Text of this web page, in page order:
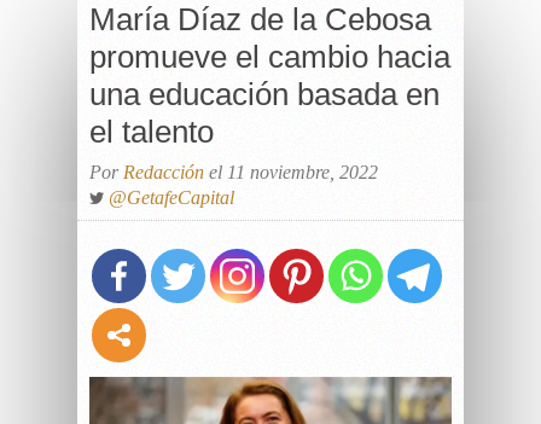
María Díaz de la Cebosa
promueve el cambio hacia
una educación basada en
el talento
Por Redacción el 11 noviembre, 2022
@GetafeCapital